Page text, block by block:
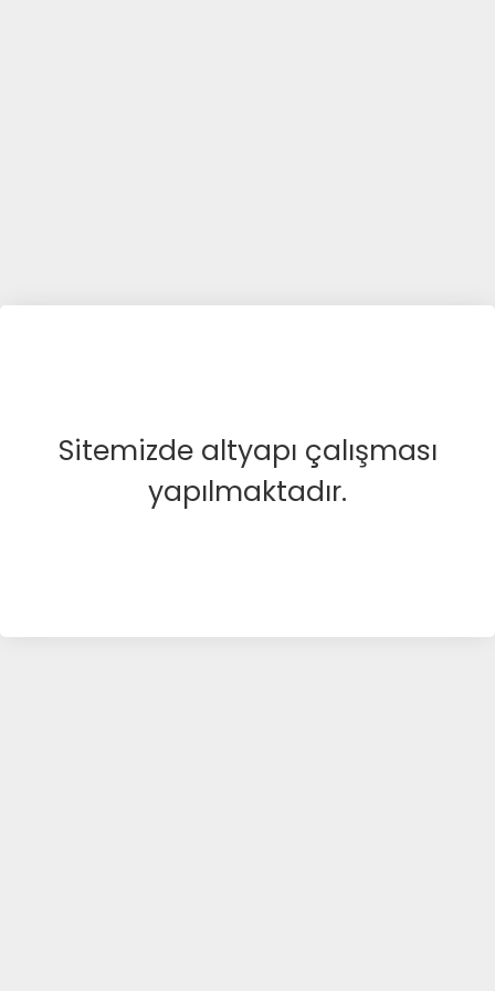
Sitemizde altyapı çalışması
yapılmaktadır.